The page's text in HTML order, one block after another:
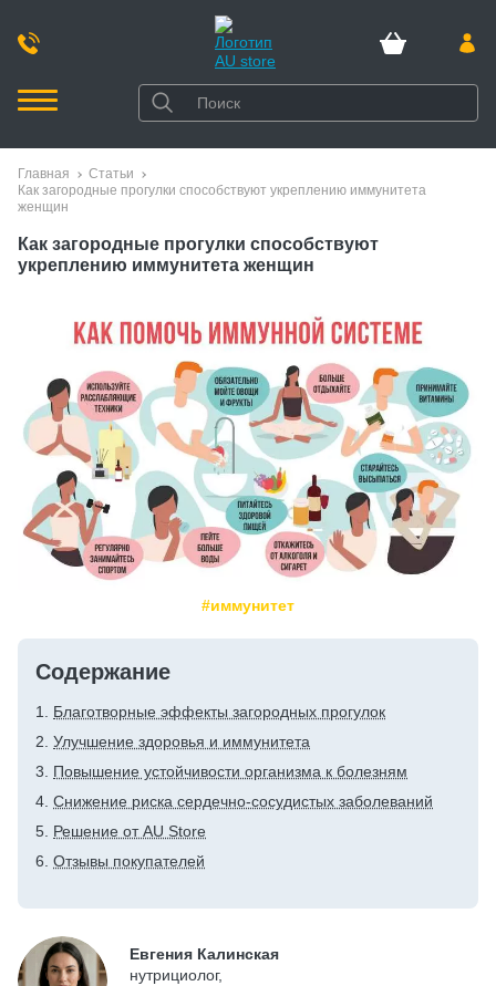
Главная
Статьи
Как загородные прогулки способствуют укреплению иммунитета
женщин
Как загородные прогулки способствуют
укреплению иммунитета женщин
#иммунитет
Содержание
Благотворные эффекты загородных прогулок
Улучшение здоровья и иммунитета
Повышение устойчивости организма к болезням
Снижение риска сердечно-сосудистых заболеваний
Решение от AU Store
Отзывы покупателей
Евгения Калинская
нутрициолог,